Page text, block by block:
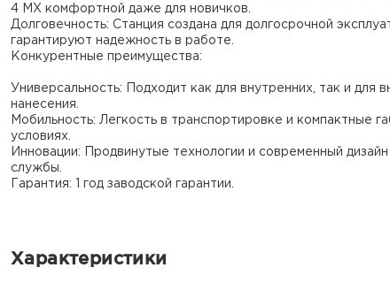
4 MX комфортной даже для новичков.
Долговечность: Станция создана для долгосрочной
гарантируют надежность в работе.
Конкурентные преимущества:
Универсальность: Подходит как для внутренних, так и
нанесения.
Мобильность: Легкость в транспортировке и компактные
условиях.
Инновации: Продвинутые технологии и современный
службы.
Гарантия: 1 год заводской гарантии.
Характеристики